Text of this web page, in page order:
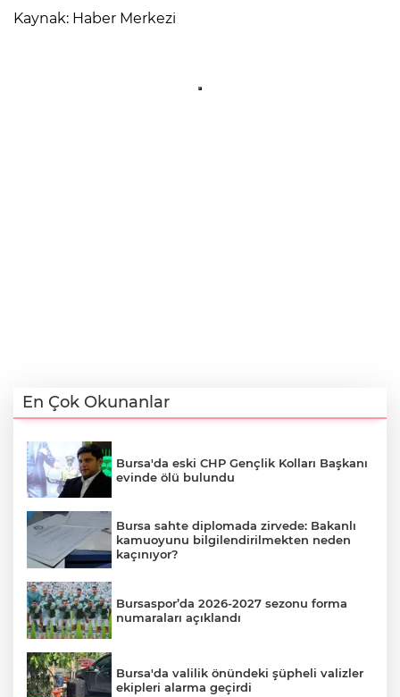
Kaynak: Haber Merkezi
En Çok Okunanlar
Bursa'da eski CHP Gençlik Kolları Başkanı
evinde ölü bulundu
Bursa sahte diplomada zirvede: Bakanlı
kamuoyunu bilgilendirilmekten neden
kaçınıyor?
Bursaspor’da 2026-2027 sezonu forma
numaraları açıklandı
Bursa'da valilik önündeki şüpheli valizler
ekipleri alarma geçirdi